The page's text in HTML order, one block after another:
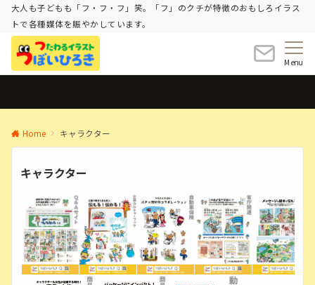
大人も子どもも「フ・フ・フ」笑。「フ」のクチが特徴のおもしろイラス
トで各種媒体を賑やかしています。
Menu
Home キャラクター
キャラクター